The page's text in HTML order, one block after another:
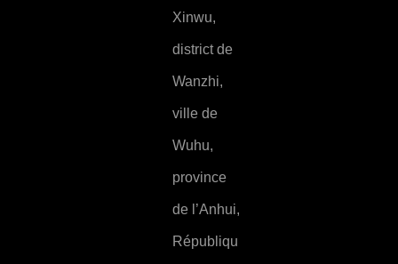
Xinwu,
district de
Wanzhi,
ville de
Wuhu,
province
de l’Anhui,
Républiqu